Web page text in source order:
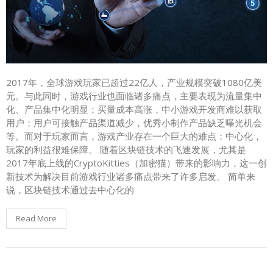
2017年，全球游戏玩家已超过22亿人，产业规模突破1080亿美
元。与此同时，游戏行业也面临诸多痛点，主要表现为流量集中
化、产品集中化明显；买量成本高涨，中小游戏开发商难以获取
用户；用户可接触产品渠道减少，优秀小制作产品缺乏曝光机会
等。而对于玩家而言，游戏产业存在一个巨大的难点：中心化，
玩家的利益很难保障。 随着区块链技术的飞速发展，尤其是
2017年底上线的CryptoKitties（加密猫）带来的影响力，这一创
新技术为解决目前游戏行业诸多痛点带来了许多启发。 简单来
说，区块链技术通过去中心化的
Read More